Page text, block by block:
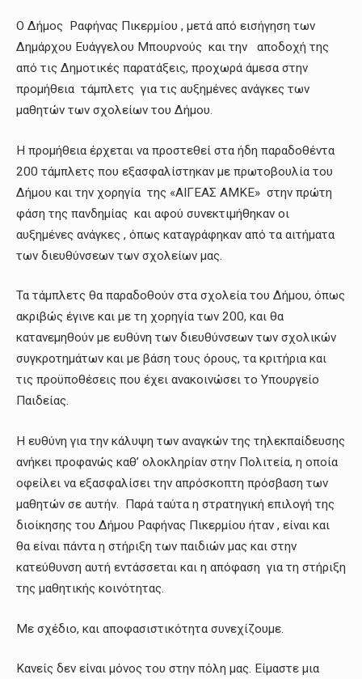
Ο Δήμος Ραφήνας Πικερμίου , μετά από εισήγηση των
Δημάρχου Ευάγγελου Μπουρνούς και την αποδοχή της
από τις Δημοτικές παρατάξεις, προχωρά άμεσα στην
προμήθεια τάμπλετς για τις αυξημένες ανάγκες των
μαθητών των σχολείων του Δήμου.
Η προμήθεια έρχεται να προστεθεί στα ήδη παραδοθέντα
200 τάμπλετς που εξασφαλίστηκαν με πρωτοβουλία του
Δήμου και την χορηγία της «ΑΙΓΕΑΣ ΑΜΚΕ» στην πρώτη
φάση της πανδημίας και αφού συνεκτιμήθηκαν οι
αυξημένες ανάγκες , όπως καταγράφηκαν από τα αιτήματα
των διευθύνσεων των σχολείων μας.
Τα τάμπλετς θα παραδοθούν στα σχολεία του Δήμου, όπως
ακριβώς έγινε και με τη χορηγία των 200, και θα
κατανεμηθούν με ευθύνη των διευθύνσεων των σχολικών
συγκροτημάτων και με βάση τους όρους, τα κριτήρια και
τις προϋποθέσεις που έχει ανακοινώσει το Υπουργείο
Παιδείας.
Η ευθύνη για την κάλυψη των αναγκών της τηλεκπαίδευσης
ανήκει προφανώς καθ’ ολοκληρίαν στην Πολιτεία, η οποία
οφείλει να εξασφαλίσει την απρόσκοπτη πρόσβαση των
μαθητών σε αυτήν. Παρά ταύτα η στρατηγική επιλογή της
διοίκησης του Δήμου Ραφήνας Πικερμίου ήταν , είναι και
θα είναι πάντα η στήριξη των παιδιών μας και στην
κατεύθυνση αυτή εντάσσεται και η απόφαση για τη στήριξη
της μαθητικής κοινότητας.
Με σχέδιο, και αποφασιστικότητα συνεχίζουμε.
Κανείς δεν είναι μόνος του στην πόλη μας. Είμαστε μια